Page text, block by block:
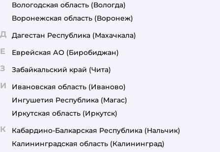
Вологодская область (Вологда)
Воронежская область (Воронеж)
Д Дагестан Республика (Махачкала)
Е Еврейская АО (Биробиджан)
З Забайкальский край (Чита)
И Ивановская область (Иваново)
Ингушетия Республика (Магас)
Иркутская область (Иркутск)
К Кабардино-Балкарская Республика (Нальчик)
Калининградская область (Калининград)